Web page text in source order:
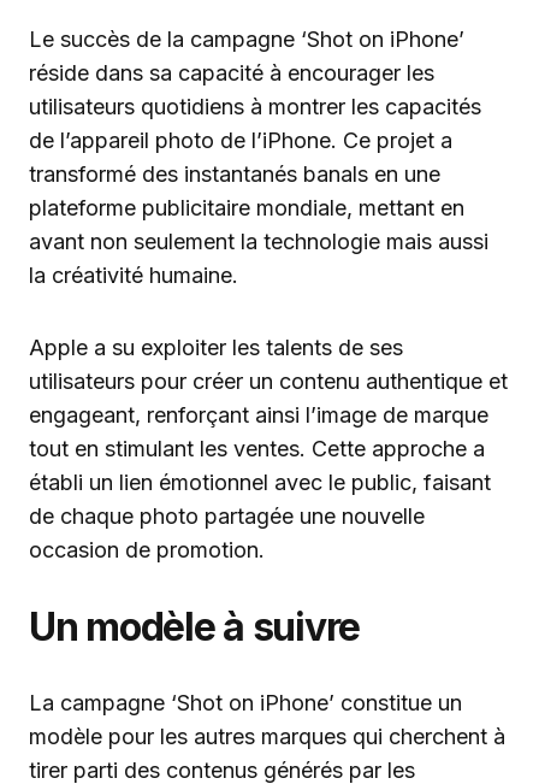
Le succès de la campagne ‘Shot on iPhone’
réside dans sa capacité à encourager les
utilisateurs quotidiens à montrer les capacités
de l’appareil photo de l’iPhone. Ce projet a
transformé des instantanés banals en une
plateforme publicitaire mondiale, mettant en
avant non seulement la technologie mais aussi
la créativité humaine.
Apple a su exploiter les talents de ses
utilisateurs pour créer un contenu authentique et
engageant, renforçant ainsi l’image de marque
tout en stimulant les ventes. Cette approche a
établi un lien émotionnel avec le public, faisant
de chaque photo partagée une nouvelle
occasion de promotion.
Un modèle à suivre
La campagne ‘Shot on iPhone’ constitue un
modèle pour les autres marques qui cherchent à
tirer parti des contenus générés par les